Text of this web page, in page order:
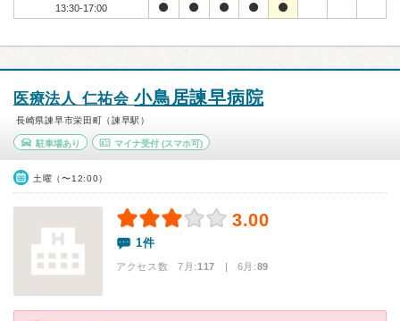
13:30-17:00
医療法人 仁祐会小鳥居諫早病院
長崎県諫早市栄田町（諫早駅）
駐車場あり マイナ受付(スマホ可)
土曜（〜12:00）
3.00
1件
アクセス数 7月:117 | 6月:89